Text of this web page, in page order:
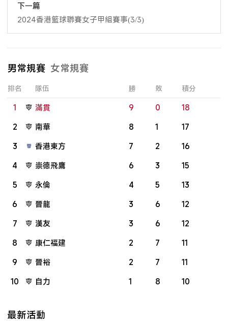
下一篇
2024香港籃球聯賽女子甲組賽事(3/3)
男常規賽 女常規賽
排名 隊伍 勝 敗 積分
1 滿貫 9 0
18
2
南華 8 1
17
3
香港東方 7 2
16
4
崇德飛鷹 6 3
15
5
永倫 4 5
13
6
晉龍 3 6
12
7
漢友 3 6
12
8
康仁福建 2 7
11
9
晉裕 2 7
11
10
自力 1 8 10
最新活動